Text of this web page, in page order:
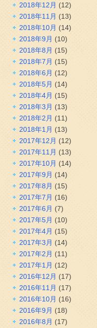
2018年12月 (12)
2018年11月 (13)
2018年10月 (14)
2018年9月 (10)
2018年8月 (15)
2018年7月 (15)
2018年6月 (12)
2018年5月 (14)
2018年4月 (15)
2018年3月 (13)
2018年2月 (11)
2018年1月 (13)
2017年12月 (12)
2017年11月 (13)
2017年10月 (14)
2017年9月 (14)
2017年8月 (15)
2017年7月 (16)
2017年6月 (7)
2017年5月 (10)
2017年4月 (15)
2017年3月 (14)
2017年2月 (11)
2017年1月 (12)
2016年12月 (17)
2016年11月 (17)
2016年10月 (16)
2016年9月 (18)
2016年8月 (17)